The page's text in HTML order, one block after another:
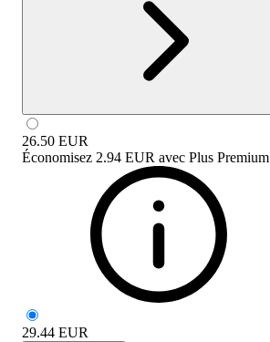
26.50 EUR
Économisez 2.94 EUR avec Plus Premium
29.44 EUR